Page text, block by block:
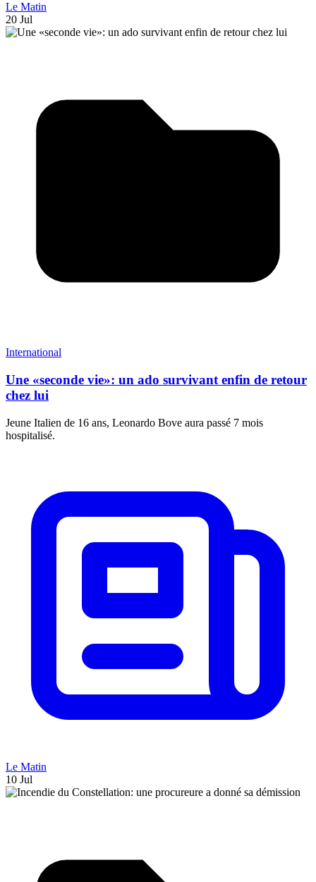
Le Matin
20 Jul
International
Une «seconde vie»: un ado survivant enfin de retour
chez lui
Jeune Italien de 16 ans, Leonardo Bove aura passé 7 mois
hospitalisé.
Le Matin
10 Jul